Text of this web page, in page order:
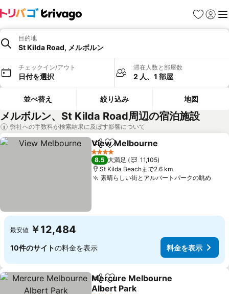
お気に入り
ログイ
メ
目的地
St Kilda Road, メルボルン
チェックイン/アウト
日付を選択
滞在人数と部屋数
2 人、1 部屋
並べ替え 絞り込み 地図
メルボルン、St Kilda Road周辺の宿泊施設
弊社への手数料が検索結果に及ぼす影響について
シェアお気に入りに追加
View Melbourne
4 ホテルのランク
8.5 大満足
11,105
St Kilda Beachまで2.6 km
素晴らしい街とアルバートパークの眺め
最安値 ￥12,484
10件のサイトの料金を表示 料金を表示
シェアお気に入りに追加
Mercure Melbourne
Albert Park